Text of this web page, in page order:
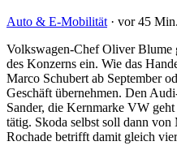
Auto & E-Mobilität · vor 45 Min.
Volkswagen-Chef Oliver Blume
des Konzerns ein. Wie das
Marco Schubert ab September
Geschäft übernehmen. Den
Sander, die Kernmarke VW
tätig. Skoda selbst soll dann
Rochade betrifft damit gleich